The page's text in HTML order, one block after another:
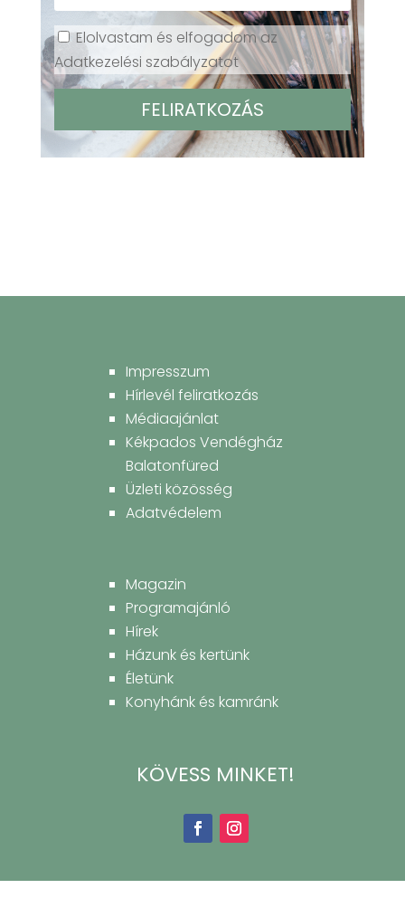
Elolvastam és elfogadom az
Adatkezelési szabályzatot
Impresszum
Hírlevél feliratkozás
Médiaajánlat
Kékpados Vendégház
Balatonfüred
Üzleti közösség
Adatvédelem
Magazin
Programajánló
Hírek
Házunk és kertünk
Életünk
Konyhánk és kamránk
KÖVESS MINKET!